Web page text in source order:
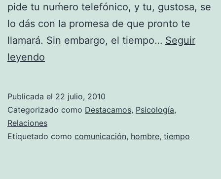
pide tu nuḿero telefónico, y tu, gustosa, se
lo dás con la promesa de que pronto te
llamará. Sin embargo, el tiempo… Seguir
leyendo
no
llame?
Publicada el 22 julio, 2010
Categorizado como Destacamos, Psicología,
Relaciones
Etiquetado como comunicación, hombre, tiempo